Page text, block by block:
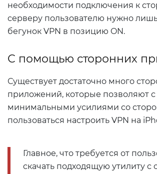
необходимости подключения к
серверу пользователю нужно
бегунок VPN в позицию ON.
С помощью сторонних
Существует достаточно много
приложений, которые позволяют с
минимальными усилиями со
пользоваться настроить VPN на
Главное, что требуется от
скачать подходящую утилиту с